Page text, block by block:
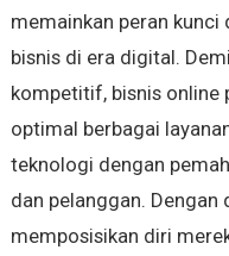
memainkan peran
bisnis di era digital.
kompetitif, bisnis online
optimal berbagai
teknologi dengan
dan pelanggan. Dengan
memposisikan diri